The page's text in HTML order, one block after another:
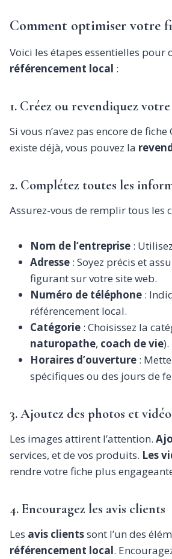
Comment optimiser votre
Voici les étapes essentielles
référencement local :
1. Créez ou revendiquez
Si vous n’avez pas encore de
existe déjà, vous pouvez la
2. Complétez toutes les
Assurez-vous de remplir tous les
Nom de l’entreprise :
Adresse : Soyez précis et
figurant sur votre site web.
Numéro de téléphone :
référencement local.
Catégorie : Choisissez la
naturopathe, coach de vie).
Horaires d’ouverture :
spécifiques ou des jours de
3. Ajoutez des photos et
Les images attirent l’attention.
services, et de vos produits. Les
rendre votre fiche plus
4. Encouragez les avis clients
Les avis clientssont l’un des
référencement local.